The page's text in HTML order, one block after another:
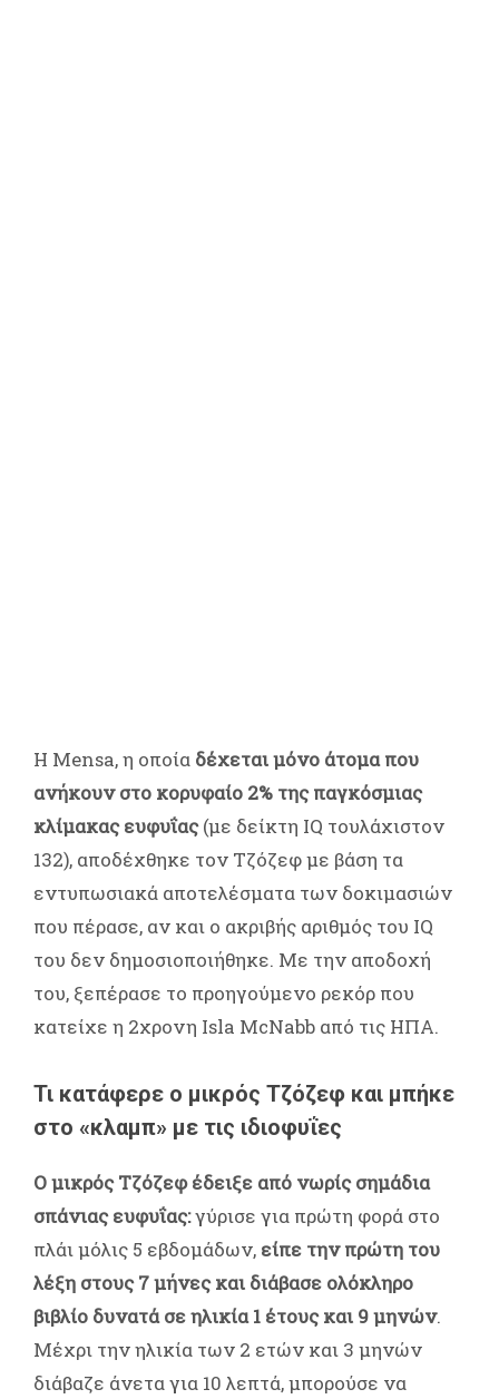
Η Mensa, η οποία δέχεται μόνο άτομα που
ανήκουν στο κορυφαίο 2% της παγκόσμιας
κλίμακας ευφυΐας(με δείκτη IQ τουλάχιστον
132), αποδέχθηκε τον Τζόζεφ με βάση τα
εντυπωσιακά αποτελέσματα των δοκιμασιών
που πέρασε, αν και ο ακριβής αριθμός του IQ
του δεν δημοσιοποιήθηκε. Με την αποδοχή
του, ξεπέρασε το προηγούμενο ρεκόρ που
κατείχε η 2χρονη Isla McNabb από τις ΗΠΑ.
Τι κατάφερε ο μικρός Τζόζεφ και μπήκε
στο «κλαμπ» με τις ιδιοφυΐες
Ο μικρός Τζόζεφ έδειξε από νωρίς σημάδια
σπάνιας ευφυΐας:γύρισε για πρώτη φορά στο
πλάι μόλις 5 εβδομάδων, είπε την πρώτη του
λέξη στους 7 μήνες και διάβασε ολόκληρο
βιβλίο δυνατά σε ηλικία 1 έτους και 9 μηνών.
Μέχρι την ηλικία των 2 ετών και 3 μηνών
διάβαζε άνετα για 10 λεπτά, μπορούσε να